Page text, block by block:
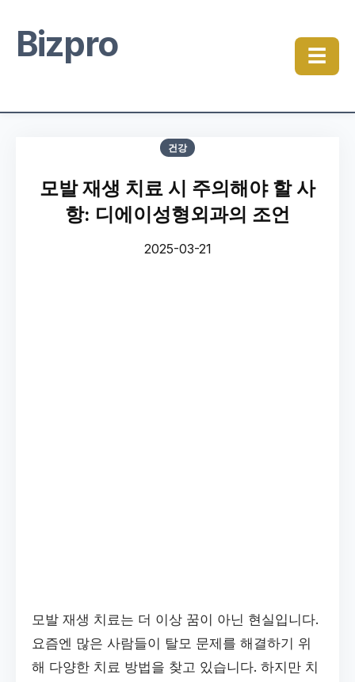
Bizpro ☰
건강
모발 재생 치료 시 주의해야 할 사
항: 디에이성형외과의 조언
2025-03-21
모발 재생 치료는 더 이상 꿈이 아닌 현실입니다.
요즘엔 많은 사람들이 탈모 문제를 해결하기 위
해 다양한 치료 방법을 찾고 있습니다. 하지만 치